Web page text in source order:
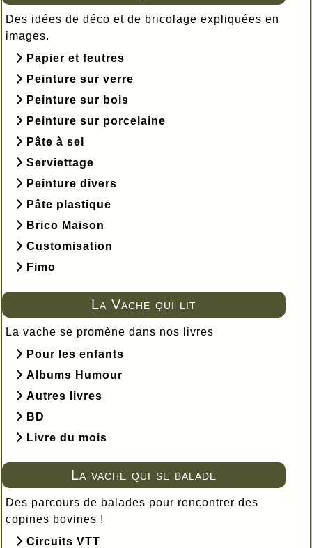
Des idées de déco et de bricolage expliquées en
images.
Papier et feutres
Peinture sur verre
Peinture sur bois
Peinture sur porcelaine
Pâte à sel
Serviettage
Peinture divers
Pâte plastique
Brico Maison
Customisation
Fimo
La Vache qui lit
La vache se promène dans nos livres
Pour les enfants
Albums Humour
Autres livres
BD
Livre du mois
La vache qui se balade
Des parcours de balades pour rencontrer des
copines bovines !
Circuits VTT